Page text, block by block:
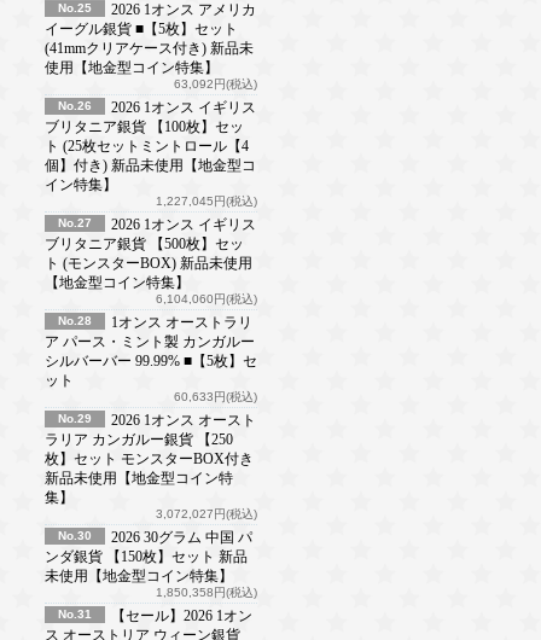
No.25
2026 1オンス アメリカ
イーグル銀貨 ■【5枚】セット
(41mmクリアケース付き) 新品未
使用【地金型コイン特集】
63,092円(税込)
No.26
2026 1オンス イギリス
ブリタニア銀貨 【100枚】セッ
ト (25枚セットミントロール【4
個】付き) 新品未使用【地金型コ
イン特集】
1,227,045円(税込)
No.27
2026 1オンス イギリス
ブリタニア銀貨 【500枚】セッ
ト (モンスターBOX) 新品未使用
【地金型コイン特集】
6,104,060円(税込)
No.28
1オンス オーストラリ
ア パース・ミント製 カンガルー
シルバーバー 99.99% ■【5枚】セ
ット
60,633円(税込)
No.29
2026 1オンス オースト
ラリア カンガルー銀貨 【250
枚】セット モンスターBOX付き
新品未使用【地金型コイン特
集】
3,072,027円(税込)
No.30
2026 30グラム 中国 パ
ンダ銀貨 【150枚】セット 新品
未使用【地金型コイン特集】
1,850,358円(税込)
No.31
【セール】2026 1オン
ス オーストリア ウィーン銀貨